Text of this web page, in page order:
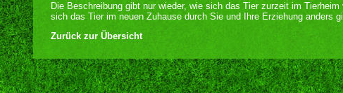
Die Beschreibung gibt nur wieder, wie sich das Tier zurzeit im
sich das Tier im neuen Zuhause durch Sie und Ihre Erziehung anders
Zurück zur Übersicht